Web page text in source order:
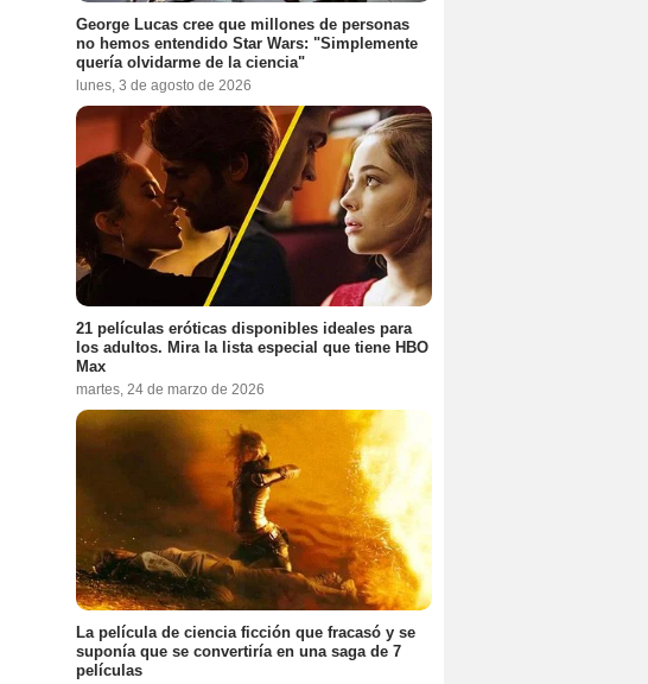
George Lucas cree que millones de personas
no hemos entendido Star Wars: "Simplemente
quería olvidarme de la ciencia"
lunes, 3 de agosto de 2026
21 películas eróticas disponibles ideales para
los adultos. Mira la lista especial que tiene HBO
Max
martes, 24 de marzo de 2026
La película de ciencia ficción que fracasó y se
suponía que se convertiría en una saga de 7
películas